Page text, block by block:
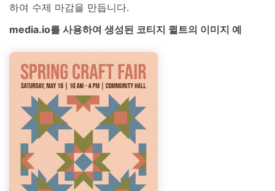
하여 수제 마감을 만듭니다.
media.io를 사용하여 생성된 코티지 퀼트의 이미지 예